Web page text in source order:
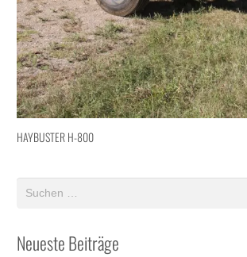
HAYBUSTER H-800
Suchen
Neueste Beiträge